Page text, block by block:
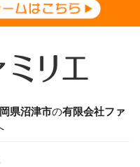
県沼津市の有限会社ファ